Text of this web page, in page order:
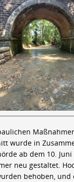
wurde in
ab dem 10. Juni
neu gestaltet.
behoben,